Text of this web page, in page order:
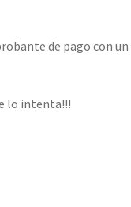
de pago con un
lo intenta!!!